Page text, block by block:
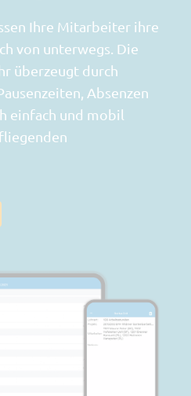
Ihre Mitarbeiter ihre
von unterwegs. Die
überzeugt durch
Absenzen
einfach und mobil